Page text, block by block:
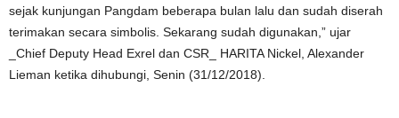
sejak kunjungan Pangdam beberapa bulan lalu dan sudah diserah
terimakan secara simbolis. Sekarang sudah digunakan,” ujar
_Chief Deputy Head Exrel dan CSR_ HARITA Nickel, Alexander
Lieman ketika dihubungi, Senin (31/12/2018).